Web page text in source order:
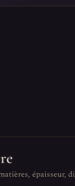
épaisseur,